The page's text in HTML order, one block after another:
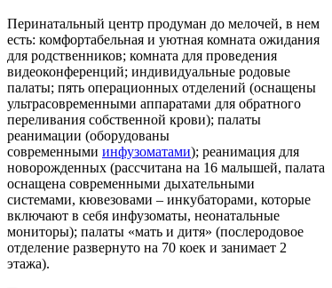
Перинатальный центр продуман до мелочей, в нем
есть: комфортабельная и уютная комната ожидания
для родственников; комната для проведения
видеоконференций; индивидуальные родовые
палаты; пять операционных отделений (оснащены
ультрасовременными аппаратами для обратного
переливания собственной крови); палаты
реанимации (оборудованы
современными инфузоматами); реанимация для
новорожденных (рассчитана на 16 малышей, палата
оснащена современными дыхательными
системами, кювезовами – инкубаторами, которые
включают в себя инфузоматы, неонатальные
мониторы); палаты «мать и дитя» (послеродовое
отделение развернуто на 70 коек и занимает 2
этажа).